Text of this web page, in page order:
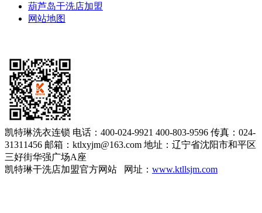
葫芦岛干洗店加盟
网站地图
凯特琳洗衣连锁 电话：400-024-9921 400-803-9596 传真：024-
31311456 邮箱：ktlxyjm@163.com 地址：辽宁省沈阳市和平区
三好街华强广场A座
凯特琳干洗店加盟官方网站 网址： www.ktllsjm.com